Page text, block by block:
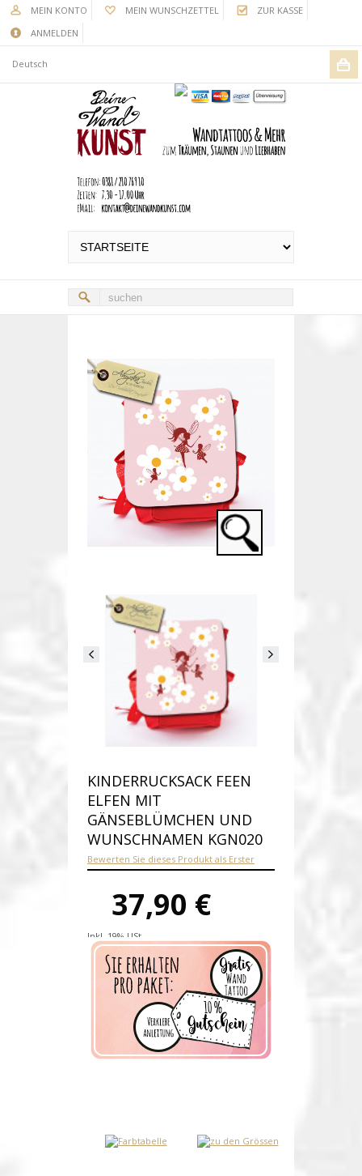
MEIN KONTO MEIN WUNSCHZETTEL
ZUR KASSE
ANMELDEN
Deutsch
KINDERRUCKSACK FEEN
ELFEN MIT
GÄNSEBLÜMCHEN UND
WUNSCHNAMEN KGN020
Bewerten Sie dieses Produkt als Erster
37,90 €
Inkl. 19% USt.
Versandkosten
Produktnummer:kgn020
Verfügbarkeit:Auf Lager
Lieferzeit: 2 - 3 Werktage